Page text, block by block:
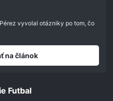
vyvolal otázniky po tom, čo
na článok
Futbal